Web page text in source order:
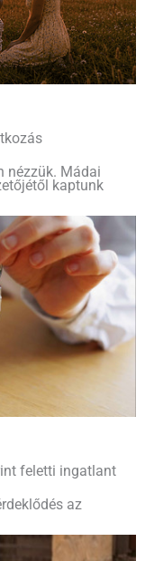
nézzük. Mádai
kaptunk
feletti ingatlant
az